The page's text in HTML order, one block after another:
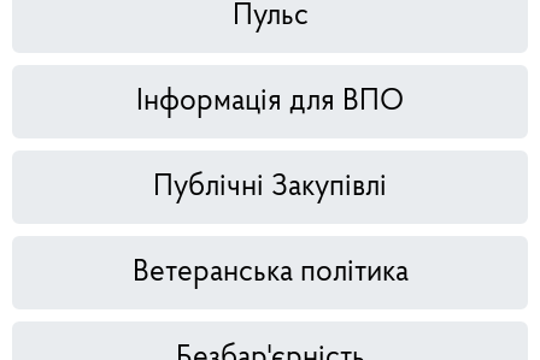
Пульс
Інформація для ВПО
Публічні Закупівлі
Ветеранська політика